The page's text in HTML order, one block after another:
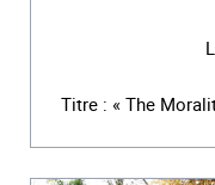
Titre : « The